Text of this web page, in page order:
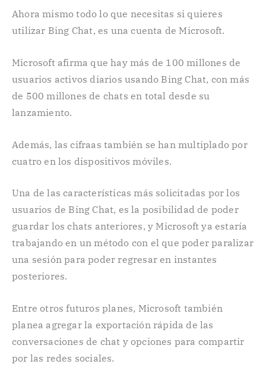
Ahora mismo todo lo que necesitas si quieres
utilizar Bing Chat, es una cuenta de Microsoft.
Microsoft afirma que hay más de 100 millones de
usuarios activos diarios usando Bing Chat, con más
de 500 millones de chats en total desde su
lanzamiento.
Además, las cifraas también se han multiplado por
cuatro en los dispositivos móviles.
Una de las características más solicitadas por los
usuarios de Bing Chat, es la posibilidad de poder
guardar los chats anteriores, y Microsoft ya estaría
trabajando en un método con el que poder paralizar
una sesión para poder regresar en instantes
posteriores.
Entre otros futuros planes, Microsoft también
planea agregar la exportación rápida de las
conversaciones de chat y opciones para compartir
por las redes sociales.